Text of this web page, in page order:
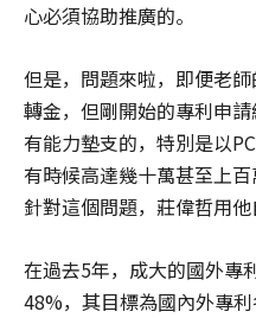
心必須協助推廣的。
但是，問題來啦，即便老
轉金，但剛開始的專利申
有能力墊支的，特別是以
有時候高達幾十萬甚至上
針對這個問題，莊偉哲用他
在過去5年，成大的國外專
48%，其目標為國內外專